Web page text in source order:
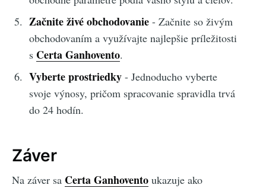
Začnite živé obchodovanie- Začnite so živým
obchodovaním a využívajte najlepšie príležitosti
s Certa Ganhovento.
Vyberte prostriedky- Jednoducho vyberte
svoje výnosy, pričom spracovanie spravidla trvá
do 24 hodín.
Záver
Na záver sa Certa Ganhovento ukazuje ako